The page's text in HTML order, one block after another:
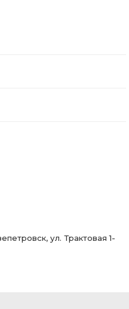
ул. Трактовая 1-